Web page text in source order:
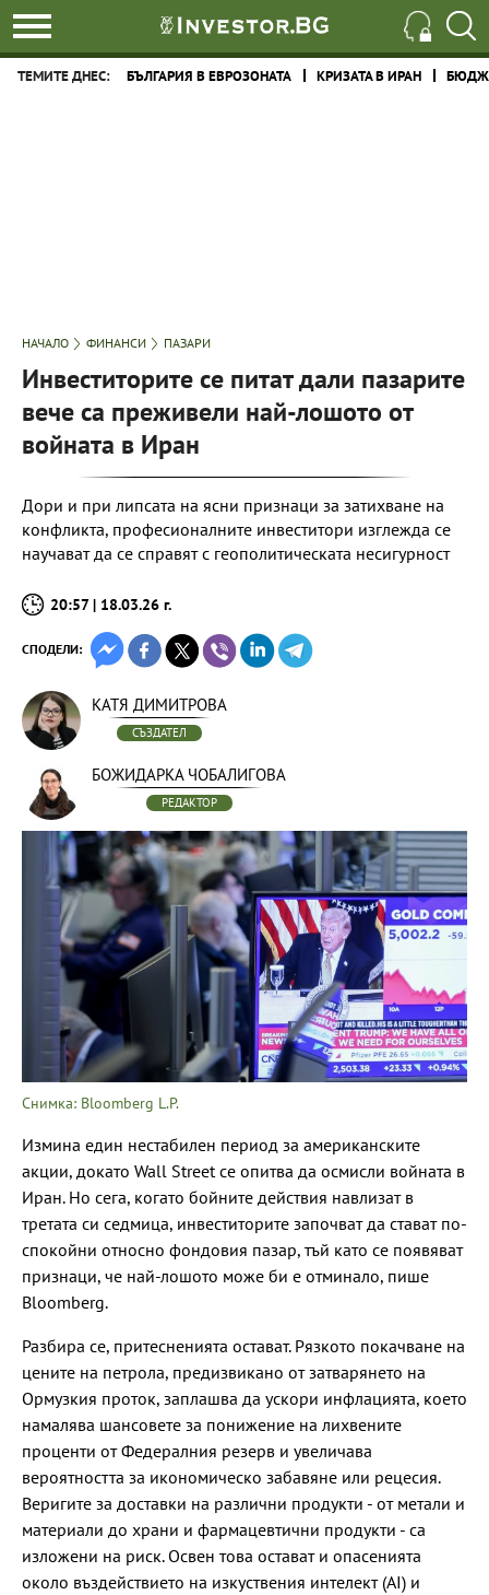
ТЕМИТЕ ДНЕС: БЪЛГАРИЯ В ЕВРОЗОНАТА КРИЗАТА В ИРАН
НАЧАЛО ФИНАНСИ ПАЗАРИ
Инвеститорите се питат дали пазарите
вече са преживели най-лошото от
войната в Иран
Дори и при липсата на ясни признаци за затихване на
конфликта, професионалните инвеститори изглежда се
научават да се справят с геополитическата несигурност
20:57 | 18.03.26 г.
СПОДЕЛИ:
КАТЯ ДИМИТРОВА
СЪЗДАТЕЛ
БОЖИДАРКА ЧОБАЛИГОВА
РЕДАКТОР
Снимка: Bloomberg L.P.
Измина един нестабилен период за американските
акции, докато Wall Street се опитва да осмисли войната в
Иран. Но сега, когато бойните действия навлизат в
третата си седмица, инвеститорите започват да стават по-
спокойни относно фондовия пазар, тъй като се появяват
признаци, че най-лошото може би е отминало, пише
Bloomberg.
Разбира се, притесненията остават. Рязкото покачване на
цените на петрола, предизвикано от затварянето на
Ормузкия проток, заплашва да ускори инфлацията, което
намалява шансовете за понижение на лихвените
проценти от Федералния резерв и увеличава
вероятността за икономическо забавяне или рецесия.
Веригите за доставки на различни продукти - от метали и
материали до храни и фармацевтични продукти - са
изложени на риск. Освен това остават и опасенията
около въздействието на изкуствения интелект (AI) и